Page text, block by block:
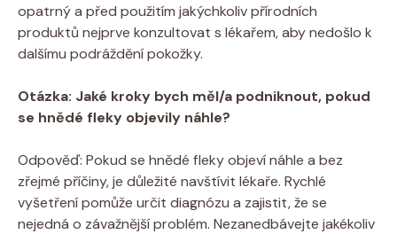
opatrný a před použitím jakýchkoliv přírodních
produktů nejprve konzultovat s lékařem, aby nedošlo k
dalšímu podráždění pokožky.
Otázka: Jaké kroky bych měl/a podniknout, pokud
se hnědé fleky objevily náhle?
Odpověď: Pokud se hnědé fleky objeví náhle a bez
zřejmé příčiny, je důležité navštívit lékaře. Rychlé
vyšetření pomůže určit diagnózu a zajistit, že se
nejedná o závažnější problém. Nezanedbávejte jakékoliv